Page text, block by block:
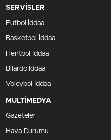
SERVİSLER
Futbol İddaa
Basketbol İddaa
Hentbol İddaa
Bilardo İddaa
Voleybol İddaa
MULTİMEDYA
Gazeteler
Hava Durumu